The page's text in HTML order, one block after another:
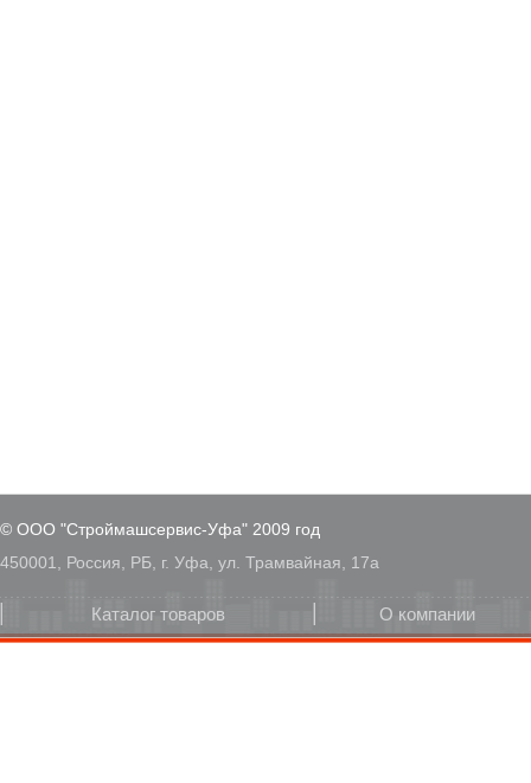
© ООО "Строймашсервис-Уфа" 2009 год
450001, Россия, РБ, г. Уфа, ул. Трамвайная, 17а
Каталог товаров О компании